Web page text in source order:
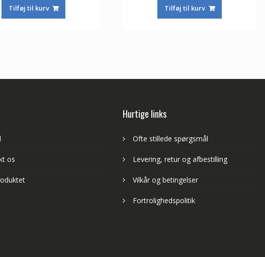
pris
var:
Tilføj til kurv
pris
var:
Tilføj til kurv
os
Hurtige links
Ofte stillede spørgsmål
Levering, retur og afbestilling
Vilkår og betingelser
Fortrolighedspolitik